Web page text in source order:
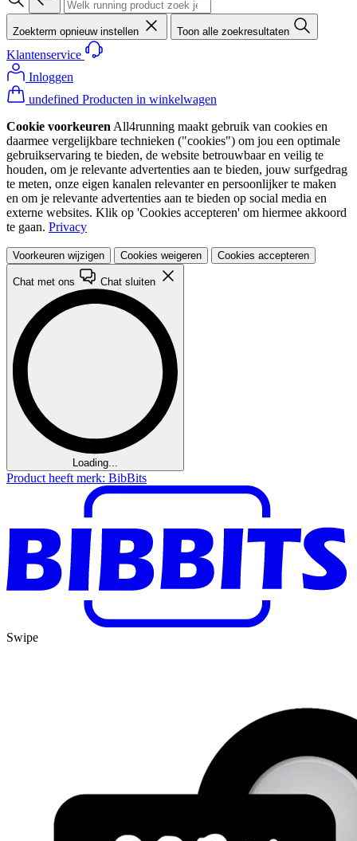
Zoekterm opnieuw instellen Toon alle zoekresultaten
Klantenservice
Inloggen
undefined Producten in winkelwagen
Cookie voorkeuren All4running maakt gebruik van cookies en
daarmee vergelijkbare technieken ("cookies") om jou een optimale
gebruikservaring te bieden, de website betrouwbaar en veilig te
houden, om je relevante advertenties aan te bieden, jouw surfgedrag
te meten, onze eigen kanalen relevanter en persoonlijker te maken
en om je relevante advertenties aan te bieden op social media en
externe websites. Klik op 'Cookies accepteren' om hiermee akkoord
te gaan. Privacy
Voorkeuren wijzigen Cookies weigeren Cookies accepteren
Chat met ons Chat sluiten
Loading...
Product heeft merk: BibBits
Swipe